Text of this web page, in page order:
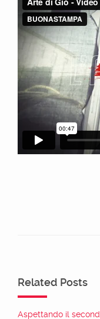
Related Posts
Aspettando il